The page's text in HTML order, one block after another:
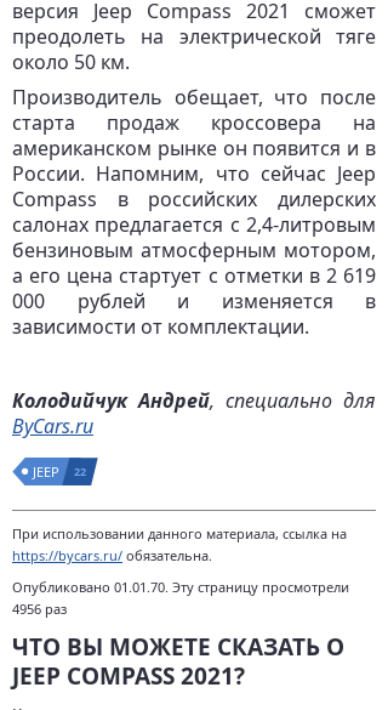
версия Jeep Compass 2021 сможет
преодолеть на электрической тяге
около 50 км.
Производитель обещает, что после
старта продаж кроссовера на
американском рынке он появится и в
России. Напомним, что сейчас Jeep
Compass в российских дилерских
салонах предлагается с 2,4-литровым
бензиновым атмосферным мотором,
а его цена стартует с отметки в 2 619
000 рублей и изменяется в
зависимости от комплектации.
Колодийчук Андрей, специально для
ByCars.ru
JEEP 22
При использовании данного материала, ссылка на
https://bycars.ru/ обязательна.
Опубликовано 01.01.70. Эту страницу просмотрели
4956 раз
ЧТО ВЫ МОЖЕТЕ СКАЗАТЬ О
JEEP COMPASS 2021?